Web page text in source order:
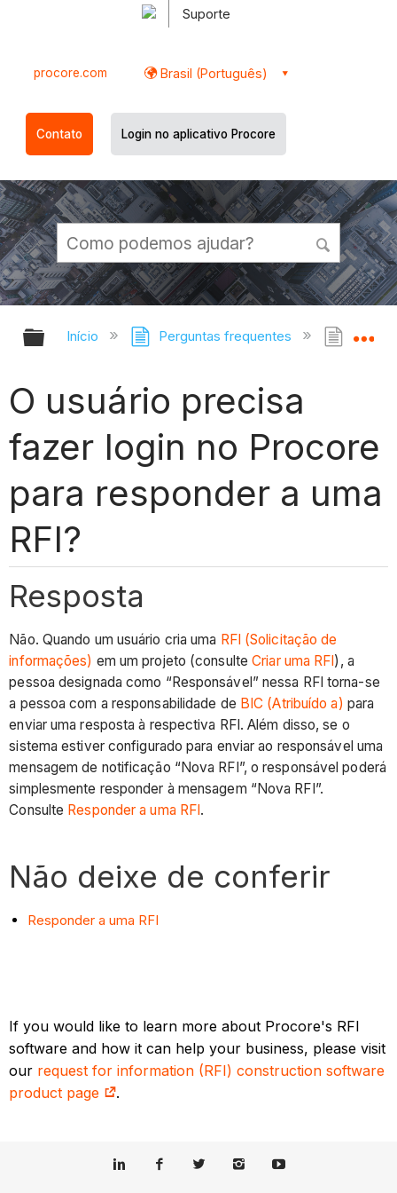
Suporte
procore.com Brasil (Português)
Contato Login no aplicativo Procore
Expandir/recolher hierarquia
Início Perguntas frequentes O
O usuário precisa
fazer login no Procore
para responder a uma
RFI?
Resposta
Não. Quando um usuário cria uma RFI (Solicitação de
informações) em um projeto (consulteCriar uma RFI ), a
pessoa designada como “Responsável” nessa RFI torna-se
a pessoa com a responsabilidade de BIC (Atribuído a) para
enviar uma resposta à respectiva RFI. Além disso, se o
sistema estiver configurado para enviar ao responsável uma
mensagem de notificação “Nova RFI”, o responsável poderá
simplesmente responder à mensagem “Nova RFI”.
Consulte Responder a uma RFI .
Não deixe de conferir
Responder a uma RFI
If you would like to learn more about Procore's RFI
software and how it can help your business, please visit
our request for information (RFI) construction software
product page
.